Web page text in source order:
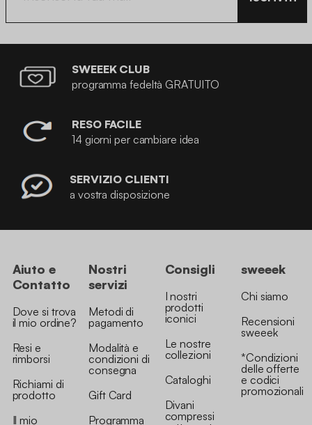
SWEEEK CLUB
programma fedeltà GRATUITO
RESO FACILE
14 giorni per cambiare idea
SERVIZIO CLIENTI
a vostra disposizione
Aiuto e
Contatto
Dove si trova
il mio ordine?
Resi e
rimborsi
Richiami di
prodotto
Il mio
Nostri
servizi
Metodi di
pagamento
Modalità e
condizioni di
consegna
Gift Card
Programma
Consigli
I nostri
prodotti
iconici
Le nostre
collezioni
Cataloghi
Divani
compressi
sweeek
Chi siamo
Recensioni
sweeek
*Condizioni
delle offerte
e codici
promozionali